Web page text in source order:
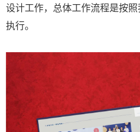
设计工作，总体工作流程是按
执行。